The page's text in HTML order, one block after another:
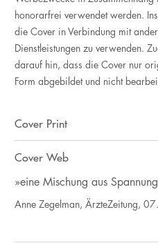
honorarfrei verwendet werden.
die Cover in Verbindung mit
Dienstleistungen zu verwenden.
darauf hin, dass die Cover nur
Form abgebildet und nicht
Cover Print
Cover Web
»eine Mischung aus
Anne Zegelman, ÄrzteZeitung,